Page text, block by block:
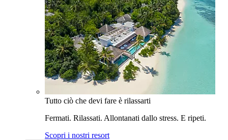
Tutto ciò che devi fare è rilassarti
Fermati. Rilassati. Allontanati dallo stress. E ripeti.
Scopri i nostri resort